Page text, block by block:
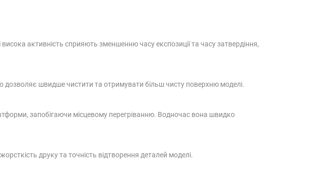
активність сприяють зменшенню часу експозиції та часу затвердіння,
швидше чистити та отримувати більш чисту поверхню моделі.
запобігаючи місцевому перегріванню. Водночас вона швидко
друку та точність відтворення деталей моделі.